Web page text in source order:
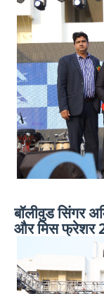
बॉलीवुड सिंगर
और मिस फ्रेशर